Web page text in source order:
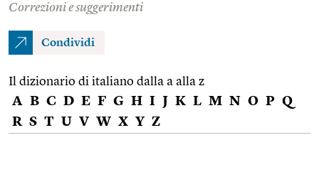
Correzioni e suggerimenti
Condividi
Il dizionario di italiano dalla a alla z
A B C D E F G H I J K L M N O P Q
R S T U V W X Y Z